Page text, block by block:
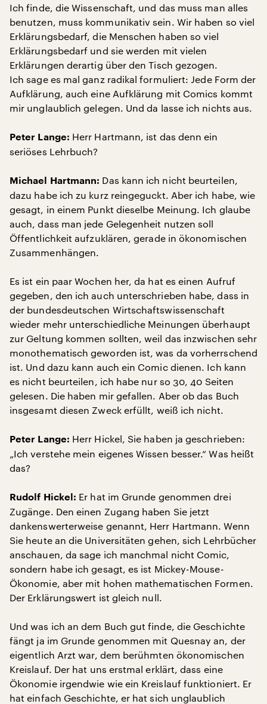
Ich finde, die Wissenschaft, und das muss man alles
benutzen, muss kommunikativ sein. Wir haben so viel
Erklärungsbedarf, die Menschen haben so viel
Erklärungsbedarf und sie werden mit vielen
Erklärungen derartig über den Tisch gezogen.
Ich sage es mal ganz radikal formuliert: Jede Form der
Aufklärung, auch eine Aufklärung mit Comics kommt
mir unglaublich gelegen. Und da lasse ich nichts aus.
Peter Lange: Herr Hartmann, ist das denn ein
seriöses Lehrbuch?
Michael Hartmann: Das kann ich nicht beurteilen,
dazu habe ich zu kurz reingeguckt. Aber ich habe, wie
gesagt, in einem Punkt dieselbe Meinung. Ich glaube
auch, dass man jede Gelegenheit nutzen soll
Öffentlichkeit aufzuklären, gerade in ökonomischen
Zusammenhängen.
Es ist ein paar Wochen her, da hat es einen Aufruf
gegeben, den ich auch unterschrieben habe, dass in
der bundesdeutschen Wirtschaftswissenschaft
wieder mehr unterschiedliche Meinungen überhaupt
zur Geltung kommen sollten, weil das inzwischen sehr
monothematisch geworden ist, was da vorherrschend
ist. Und dazu kann auch ein Comic dienen. Ich kann
es nicht beurteilen, ich habe nur so 30, 40 Seiten
gelesen. Die haben mir gefallen. Aber ob das Buch
insgesamt diesen Zweck erfüllt, weiß ich nicht.
Peter Lange: Herr Hickel, Sie haben ja geschrieben:
„Ich verstehe mein eigenes Wissen besser.“ Was heißt
das?
Rudolf Hickel: Er hat im Grunde genommen drei
Zugänge. Den einen Zugang haben Sie jetzt
dankenswerterweise genannt, Herr Hartmann. Wenn
Sie heute an die Universitäten gehen, sich Lehrbücher
anschauen, da sage ich manchmal nicht Comic,
sondern habe ich gesagt, es ist Mickey-Mouse-
Ökonomie, aber mit hohen mathematischen Formen.
Der Erklärungswert ist gleich null.
Und was ich an dem Buch gut finde, die Geschichte
fängt ja im Grunde genommen mit Quesnay an, der
eigentlich Arzt war, dem berühmten ökonomischen
Kreislauf. Der hat uns erstmal erklärt, dass eine
Ökonomie irgendwie wie ein Kreislauf funktioniert. Er
hat einfach Geschichte, er hat sich unglaublich